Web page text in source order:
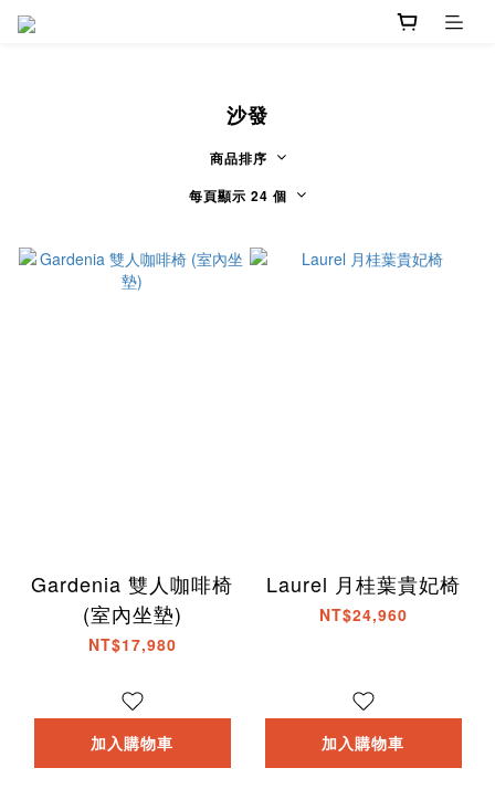
沙發
商品排序
每頁顯示 24 個
Gardenia 雙人咖啡椅
(室內坐墊)
NT$17,980
加入購物車
Laurel 月桂葉貴妃椅
NT$24,960
加入購物車